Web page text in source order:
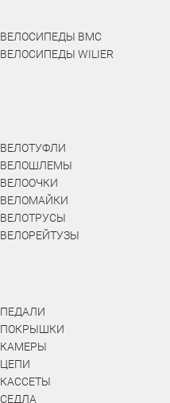
ВЕЛОСИПЕДЫ BMC
ВЕЛОСИПЕДЫ WILIER
ВЕЛОТУФЛИ
ВЕЛОШЛЕМЫ
ВЕЛООЧКИ
ВЕЛОМАЙКИ
ВЕЛОТРУСЫ
ВЕЛОРЕЙТУЗЫ
ПЕДАЛИ
ПОКРЫШКИ
КАМЕРЫ
ЦЕПИ
КАССЕТЫ
СЕДЛА